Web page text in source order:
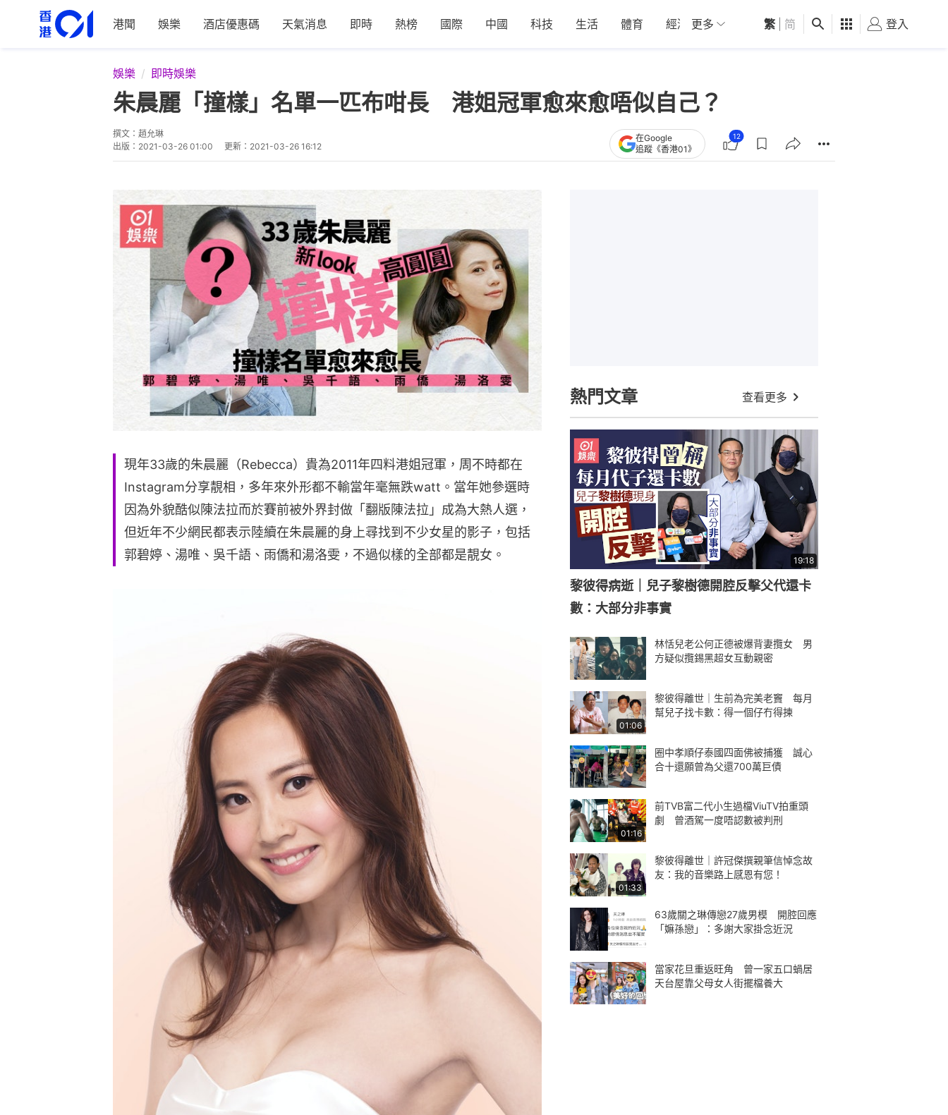
港聞 娛樂 酒店優惠碼 天氣消息 即時 熱榜 國際 中國 科技 生活 體育 經濟 01深圳 觀點 健康 好食玩飛
更多 繁 简 登入
娛樂 即時娛樂
朱晨麗「撞樣」名單一匹布咁長 港姐冠軍愈來愈唔似自己？
撰文： 趙允琳
出版： 2021-03-26 01:00 更新： 2021-03-26 16:12
在Google
追蹤《香港01》
12
現年33歲的朱晨麗（Rebecca）貴為2011年四料港姐冠軍，周不時都在
Instagram分享靚相，多年來外形都不輸當年毫無跌watt。當年她參選時
因為外貌酷似陳法拉而於賽前被外界封做「翻版陳法拉」成為大熱人選，
但近年不少網民都表示陸續在朱晨麗的身上尋找到不少女星的影子，包括
郭碧婷、湯唯、吳千語、雨僑和湯洛雯，不過似樣的全部都是靚女。
熱門文章 查看更多
19:18
黎彼得病逝｜兒子黎樹德開腔反擊父代還卡
數：大部分非事實
林恬兒老公何正德被爆背妻攬女 男
方疑似攬錫黑超女互動親密
01:06
黎彼得離世｜生前為完美老竇 每月
幫兒子找卡數：得一個仔冇得揀
圈中孝順仔泰國四面佛被捕獲 誠心
合十還願曾為父還700萬巨債
01:16
前TVB富二代小生過檔ViuTV拍重頭
劇 曾酒駕一度唔認數被判刑
01:33
黎彼得離世｜許冠傑撰親筆信悼念故
友：我的音樂路上感恩有您！
63歲關之琳傳戀27歲男模 開腔回應
「嫲孫戀」：多謝大家掛念近況
當家花旦重返旺角 曾一家五口蝸居
天台屋靠父母女人街擺檔養大